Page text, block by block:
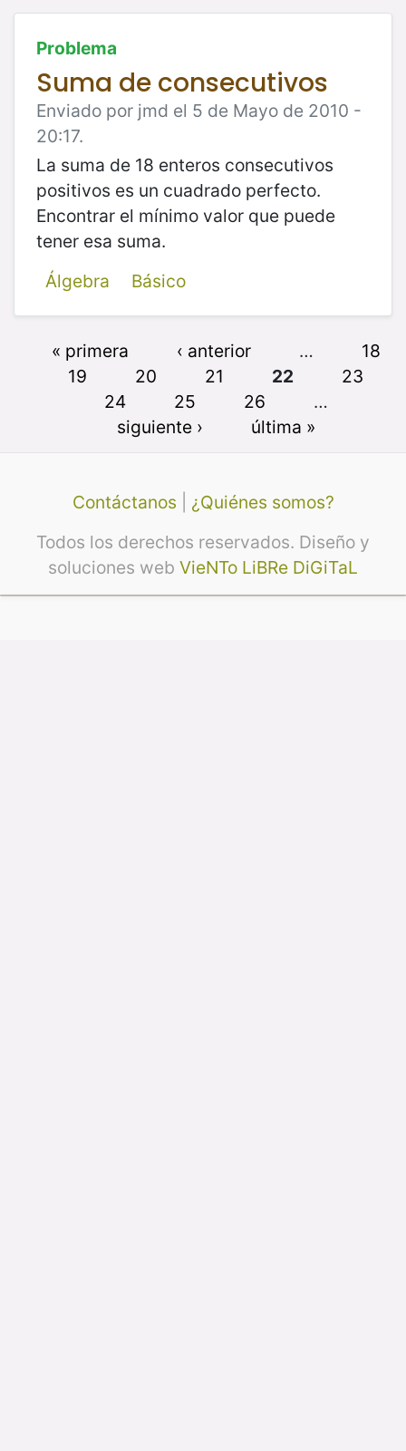
Problema
Suma de consecutivos
Enviado por jmd el 5 de Mayo de 2010 -
20:17.
La suma de 18 enteros consecutivos
positivos es un cuadrado perfecto.
Encontrar el mínimo valor que puede
tener esa suma.
Álgebra
Básico
« primera ‹ anterior …
18
19
20 21 22
23
24
25 26
…
siguiente ›
última »
Contáctanos
¿Quiénes somos?
Todos los derechos reservados. Diseño y
soluciones web VieNTo LiBRe DiGiTaL